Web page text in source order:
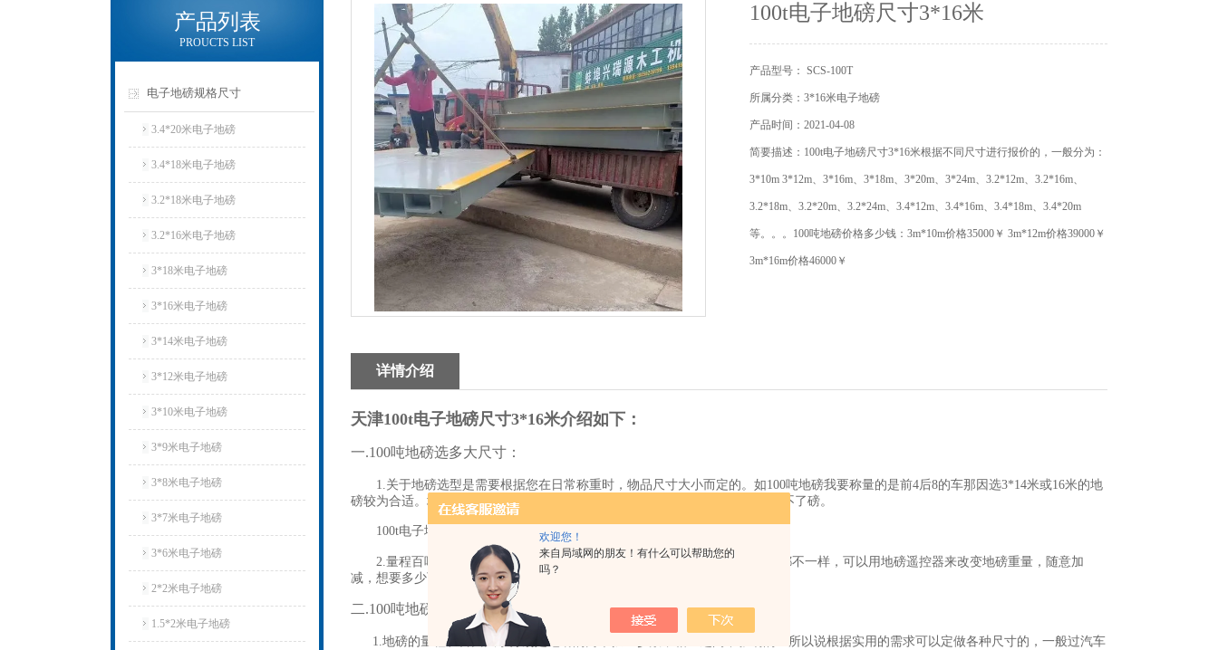
欢迎您！
来自局域网的朋友！有什么可以帮助您的
吗？
产品列表
PROUCTS LIST
电子地磅规格尺寸
3.4*20米电子地磅
3.4*18米电子地磅
3.2*18米电子地磅
3.2*16米电子地磅
3*18米电子地磅
3*16米电子地磅
3*14米电子地磅
3*12米电子地磅
3*10米电子地磅
3*9米电子地磅
3*8米电子地磅
3*7米电子地磅
3*6米电子地磅
2*2米电子地磅
1.5*2米电子地磅
100t电子地磅尺寸3*16米
产品型号： SCS-100T
所属分类：3*16米电子地磅
产品时间：2021-04-08
简要描述：100t电子地磅尺寸3*16米根据不同尺寸进行报价的，一般分为：
3*10m 3*12m、3*16m、3*18m、3*20m、3*24m、3.2*12m、3.2*16m、
3.2*18m、3.2*20m、3.2*24m、3.4*12m、3.4*16m、3.4*18m、3.4*20m
等。。。100吨地磅价格多少钱：3m*10m价格35000￥ 3m*12m价格39000￥
3m*16m价格46000￥
详情介绍
天津100t电子地磅尺寸3*16米介绍如下：
一.100吨地磅选多大尺寸：
1.关于地磅选型是需要根据您在日常称重时，物品尺寸大小而定的。如100吨地磅我要称量的是前4后8的车那因选3*14米或16米的地
磅较为合适。地磅尺寸选择要按你实际称重的车辆轮距算，选大了浪费小了过不了磅。
100t电子地磅图片
2.量程百吨地磅可以选择长度和宽度，传感器和地磅显示器还有钢板材质都不一样，可以用地磅遥控器来改变地磅重量，随意加
减，想要多少可以设置多少。
二.100吨地磅有哪些尺寸：
1.地磅的量程和台面大小分别是地磅的两个独立参数，相互之间不影响的！所以说根据实用的需求可以定做各种尺寸的，一般过汽车